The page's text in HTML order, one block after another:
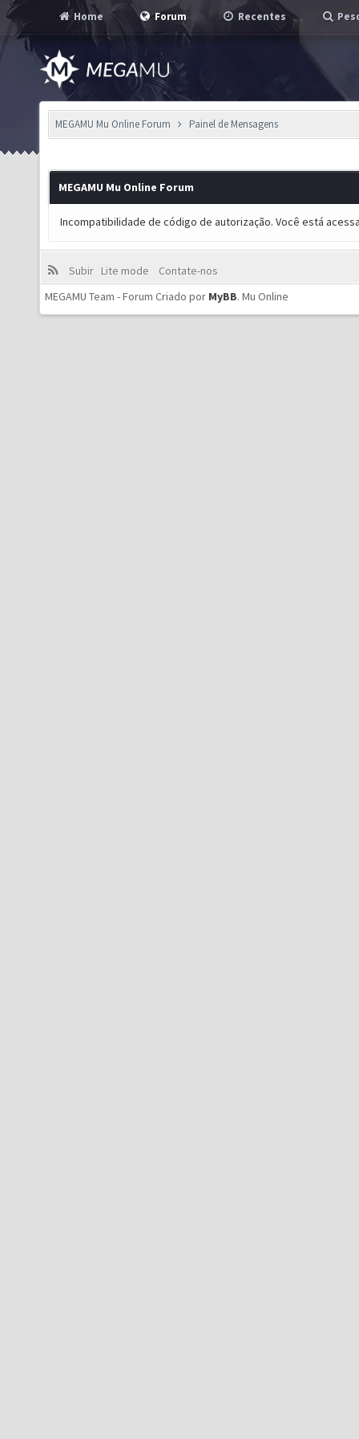
Home Forum Recentes
MEGAMU Mu Online Forum Painel de Mensagens
MEGAMU Mu Online Forum
Incompatibilidade de código de autorização. Você está
Subir Lite mode
Contate-nos
MEGAMU Team - Forum Criado por MyBB. Mu Online